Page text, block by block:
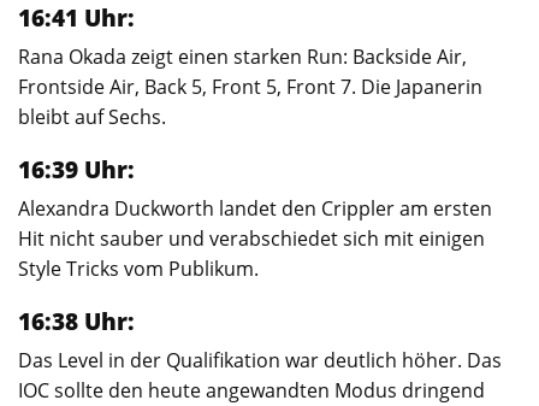
16:41 Uhr:
Rana Okada zeigt einen starken Run: Backside Air,
Frontside Air, Back 5, Front 5, Front 7. Die Japanerin
bleibt auf Sechs.
16:39 Uhr:
Alexandra Duckworth landet den Crippler am ersten
Hit nicht sauber und verabschiedet sich mit einigen
Style Tricks vom Publikum.
16:38 Uhr:
Das Level in der Qualifikation war deutlich höher. Das
IOC sollte den heute angewandten Modus dringend